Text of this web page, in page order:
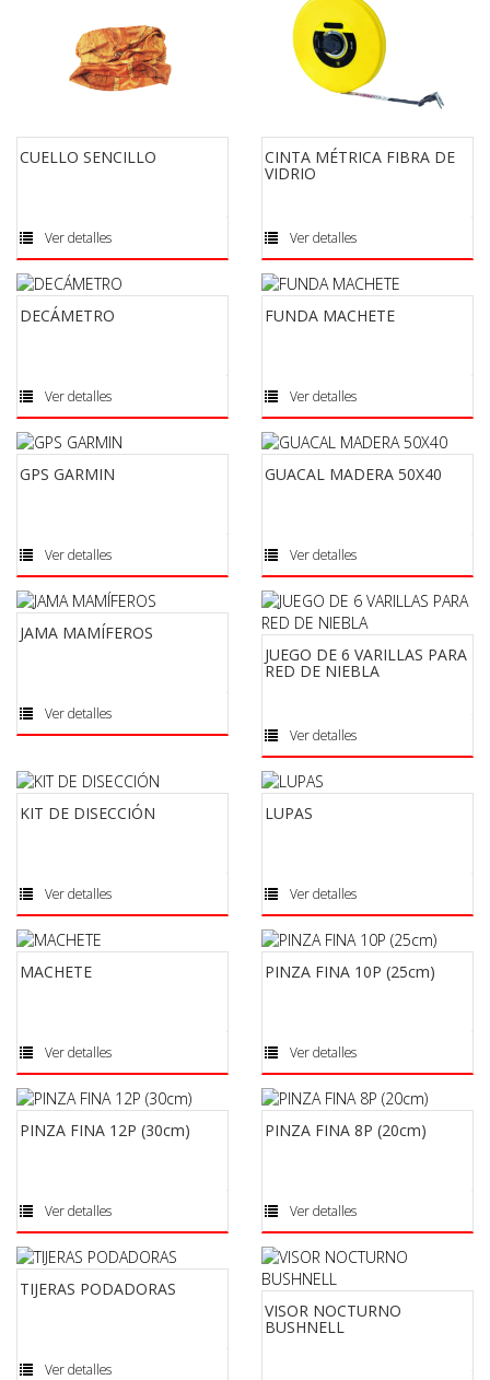
CUELLO SENCILLO
Ver detalles
CINTA MÉTRICA FIBRA DE
VIDRIO
Ver detalles
DECÁMETRO
Ver detalles
FUNDA MACHETE
Ver detalles
GPS GARMIN
Ver detalles
GUACAL MADERA 50X40
Ver detalles
JAMA MAMÍFEROS
Ver detalles
JUEGO DE 6 VARILLAS PARA
RED DE NIEBLA
Ver detalles
KIT DE DISECCIÓN
Ver detalles
LUPAS
Ver detalles
MACHETE
Ver detalles
PINZA FINA 10P (25cm)
Ver detalles
PINZA FINA 12P (30cm)
Ver detalles
PINZA FINA 8P (20cm)
Ver detalles
TIJERAS PODADORAS
Ver detalles
VISOR NOCTURNO
BUSHNELL